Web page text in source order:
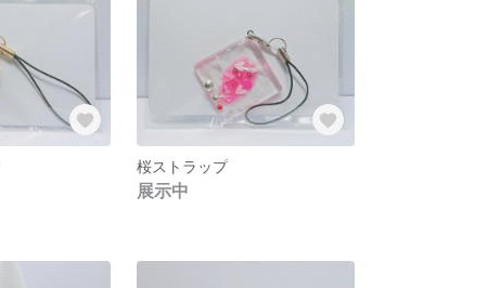
桜ストラップ
展示中